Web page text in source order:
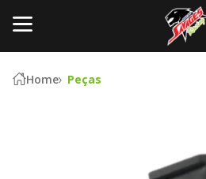
Home Peças